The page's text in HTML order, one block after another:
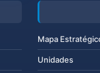
Mapa
Unidades